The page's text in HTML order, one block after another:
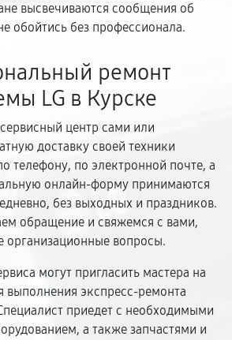
высвечиваются сообщения об
обойтись без профессионала.
ремонт
LG в Курске
центр сами или
доставку своей техники
телефону, по электронной почте, а
онлайн-форму принимаются
без выходных и праздников.
обращение и свяжемся с вами,
организационные вопросы.
могут пригласить мастера на
выполнения экспресс-ремонта
приедет с необходимыми
а также запчастями и